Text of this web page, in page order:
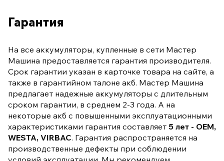
Гарантия
На все аккумуляторы, купленные в сети Мастер
Машина предоставляется гарантия производителя.
Срок гарантии указан в карточке товара на сайте, а
также в гарантийном талоне акб. Мастер Машина
предлагает надежные аккумуляторы с длительным
сроком гарантии, в среднем 2-3 года. А на
некоторые акб с повышенными эксплуатационными
характеристиками гарантия составляет 5 лет - OEM,
WESTA, VIRBAC. Гарантия распространяется на
производственные дефекты при соблюдении